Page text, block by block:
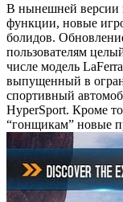
В нынешней версии
функции, новые
болидов.
пользователям
числе модель
выпущенный в
спортивный
HyperSport. Кроме
“гонщикам” новые